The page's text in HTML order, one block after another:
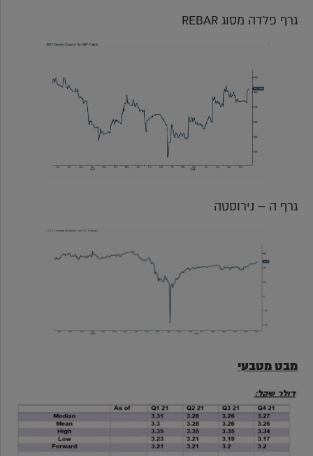
גרף פלדה מסוג REBAR
גרף ה – נירוסטה
מבט מטבעי